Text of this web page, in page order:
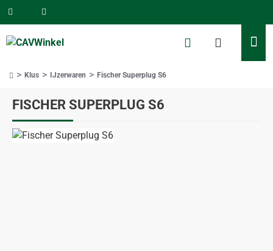
FISCHER SUPERPLUG S6
Klus IJzerwaren Fischer Superplug S6